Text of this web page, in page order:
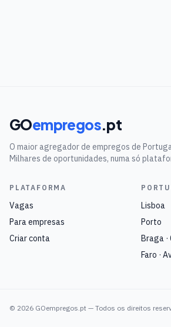
GOempregos.pt
O maior agregador de empregos de
Milhares de oportunidades, numa só
PLATAFORMA
Vagas
Para empresas
Criar conta
Lisboa
Porto
Braga ·
Faro ·
© 2026 GOempregos.pt — Todos os direitos